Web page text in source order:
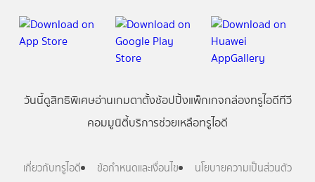
วันนี้ดูสิทธิพิเศษอ่านเกมตาตั้งช้อปปิ้งแพ็กเกจกล่องทรูไอดีทีวี
คอมมูนิตี้บริการช่วยเหลือทรูไอดี
เกี่ยวกับทรูไอดี ข้อกำหนดและเงื่อนไข
นโยบายความเป็นส่วนตัว